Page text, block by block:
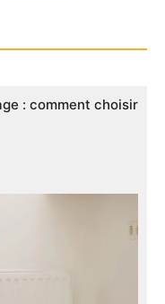
: comment choisir